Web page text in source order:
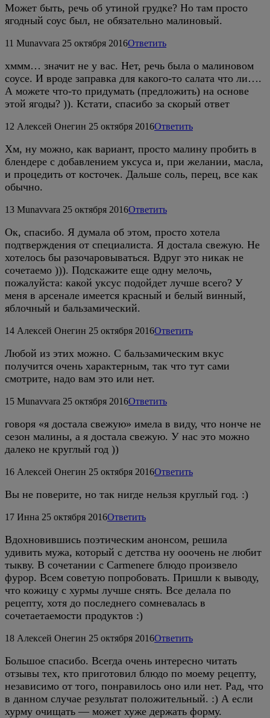
Может быть, речь об утиной грудке? Но там просто
ягодный соус был, не обязательно малиновый.
11 Munavvara 25 октября 2016Ответить
хммм… значит не у вас. Нет, речь была о малиновом
соусе. И вроде заправка для какого-то салата что ли….
А можете что-то придумать (предложить) на основе
этой ягоды? )). Кстати, спасибо за скорый ответ
12 Алексей Онегин 25 октября 2016Ответить
Хм, ну можно, как вариант, просто малину пробить в
блендере с добавлением уксуса и, при желании, масла,
и процедить от косточек. Дальше соль, перец, все как
обычно.
13 Munavvara 25 октября 2016Ответить
Ок, спасибо. Я думала об этом, просто хотела
подтверждения от специалиста. Я достала свежую. Не
хотелось бы разочаровываться. Вдруг это никак не
сочетаемо ))). Подскажите еще одну мелочь,
пожалуйста: какой уксус подойдет лучше всего? У
меня в арсенале имеется красный и белый винный,
яблочный и бальзамический.
14 Алексей Онегин 25 октября 2016Ответить
Любой из этих можно. С бальзамическим вкус
получится очень характерным, так что тут сами
смотрите, надо вам это или нет.
15 Munavvara 25 октября 2016Ответить
говоря «я достала свежую» имела в виду, что нонче не
сезон малины, а я достала свежую. У нас это можно
далеко не круглый год ))
16 Алексей Онегин 25 октября 2016Ответить
Вы не поверите, но так нигде нельзя круглый год. :)
17 Инна 25 октября 2016Ответить
Вдохновившись поэтическим анонсом, решила
удивить мужа, который с детства ну ооочень не любит
тыкву. В сочетании с Carmenere блюдо произвело
фурор. Всем советую попробовать. Пришли к выводу,
что кожицу с хурмы лучше снять. Все делала по
рецепту, хотя до последнего сомневалась в
сочетаетаемости продуктов :)
18 Алексей Онегин 25 октября 2016Ответить
Большое спасибо. Всегда очень интересно читать
отзывы тех, кто приготовил блюдо по моему рецепту,
независимо от того, понравилось оно или нет. Рад, что
в данном случае результат положительный. :) А если
хурму очищать — может хуже держать форму.